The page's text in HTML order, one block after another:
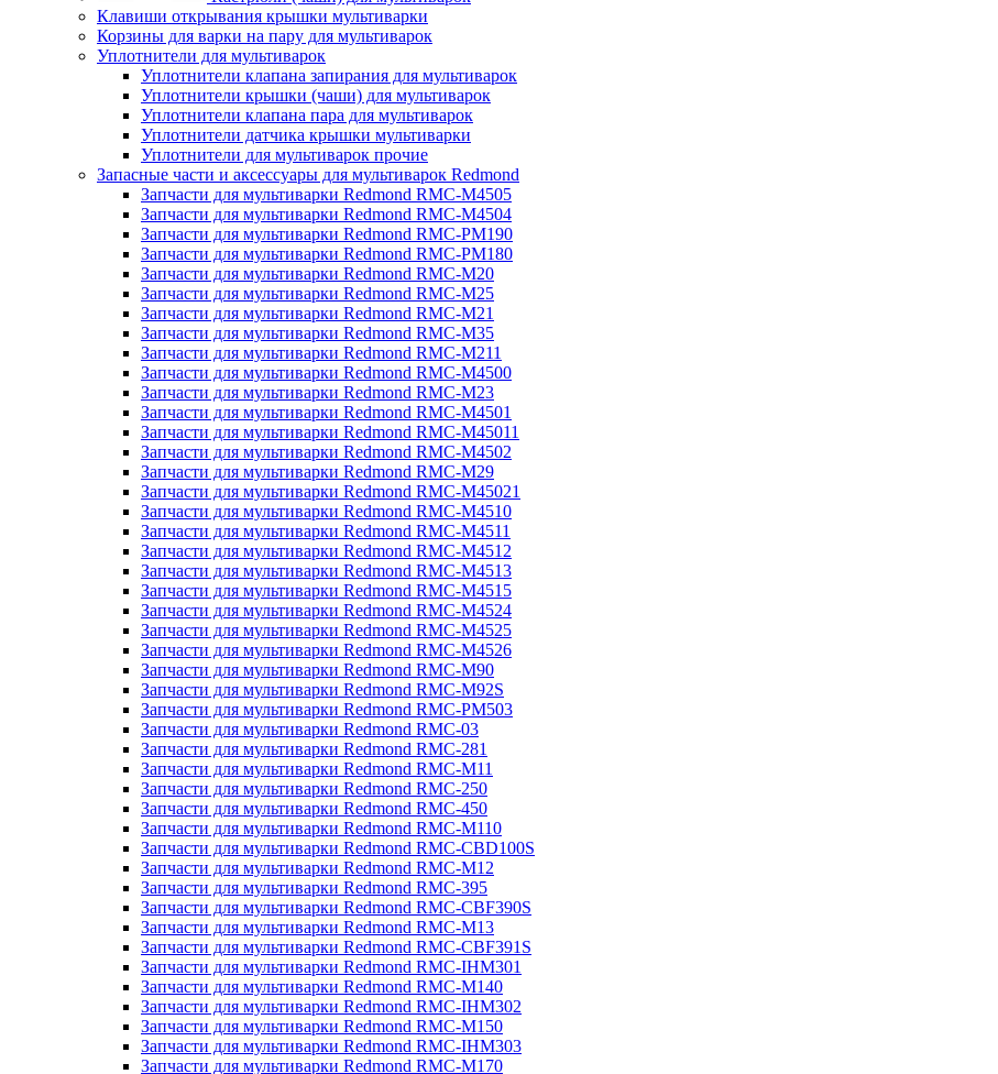
Клавиши открывания крышки мультиварки
Корзины для варки на пару для мультиварок
Уплотнители для мультиварок
Уплотнители клапана запирания для мультиварок
Уплотнители крышки (чаши) для мультиварок
Уплотнители клапана пара для мультиварок
Уплотнители датчика крышки мультиварки
Уплотнители для мультиварок прочие
Запасные части и аксессуары для мультиварок Redmond
Запчасти для мультиварки Redmond RMC-M4505
Запчасти для мультиварки Redmond RMC-M4504
Запчасти для мультиварки Redmond RMC-PM190
Запчасти для мультиварки Redmond RMC-PM180
Запчасти для мультиварки Redmond RMC-M20
Запчасти для мультиварки Redmond RMC-M25
Запчасти для мультиварки Redmond RMC-M21
Запчасти для мультиварки Redmond RMC-M35
Запчасти для мультиварки Redmond RMC-M211
Запчасти для мультиварки Redmond RMC-M4500
Запчасти для мультиварки Redmond RMC-M23
Запчасти для мультиварки Redmond RMC-M4501
Запчасти для мультиварки Redmond RMC-M45011
Запчасти для мультиварки Redmond RMC-M4502
Запчасти для мультиварки Redmond RMC-M29
Запчасти для мультиварки Redmond RMC-M45021
Запчасти для мультиварки Redmond RMC-M4510
Запчасти для мультиварки Redmond RMC-M4511
Запчасти для мультиварки Redmond RMC-M4512
Запчасти для мультиварки Redmond RMC-M4513
Запчасти для мультиварки Redmond RMC-M4515
Запчасти для мультиварки Redmond RMC-M4524
Запчасти для мультиварки Redmond RMC-M4525
Запчасти для мультиварки Redmond RMC-M4526
Запчасти для мультиварки Redmond RMC-M90
Запчасти для мультиварки Redmond RMC-M92S
Запчасти для мультиварки Redmond RMC-PM503
Запчасти для мультиварки Redmond RMC-03
Запчасти для мультиварки Redmond RMC-281
Запчасти для мультиварки Redmond RMC-M11
Запчасти для мультиварки Redmond RMC-250
Запчасти для мультиварки Redmond RMC-450
Запчасти для мультиварки Redmond RMC-M110
Запчасти для мультиварки Redmond RMC-CBD100S
Запчасти для мультиварки Redmond RMC-M12
Запчасти для мультиварки Redmond RMC-395
Запчасти для мультиварки Redmond RMC-CBF390S
Запчасти для мультиварки Redmond RMC-M13
Запчасти для мультиварки Redmond RMC-CBF391S
Запчасти для мультиварки Redmond RMC-IHM301
Запчасти для мультиварки Redmond RMC-M140
Запчасти для мультиварки Redmond RMC-IHM302
Запчасти для мультиварки Redmond RMC-M150
Запчасти для мультиварки Redmond RMC-IHM303
Запчасти для мультиварки Redmond RMC-M170